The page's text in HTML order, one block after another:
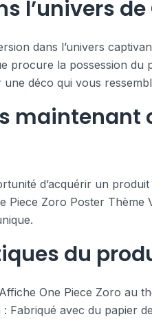
l’univers
dans l’univers
procure la possession
une déco qui vous
maintenant
d’acquérir un
Piece Zoro Poster Thème
du
One Piece Zoro au
Fabriqué avec du papier